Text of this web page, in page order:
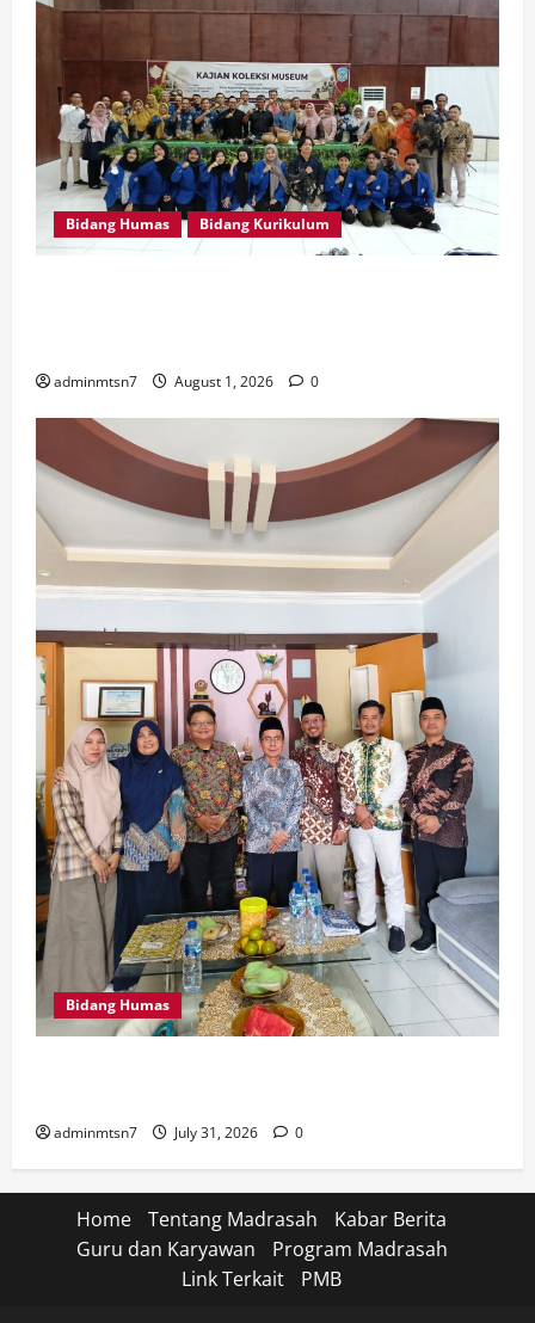
Bidang Humas Bidang Kurikulum
adminmtsn7 August 1, 2026 0
Bidang Humas
adminmtsn7 July 31, 2026 0
Home Tentang Madrasah
Kabar Berita
Guru dan Karyawan
Program Madrasah
Link Terkait
PMB